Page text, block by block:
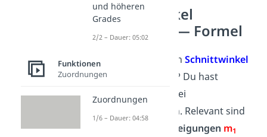
Schnittwinkel
berechnen — Formel
Wie kannst du denSchnittwinkel
αnun berechnen? Du hast
beispielsweise zwei
Geraden gegeben. Relevant sind
Steigungen m1
und höheren
Grades
2/2 – Dauer: 05:02
Funktionen
Zuordnungen
Zuordnungen
1/6 – Dauer: 04:58